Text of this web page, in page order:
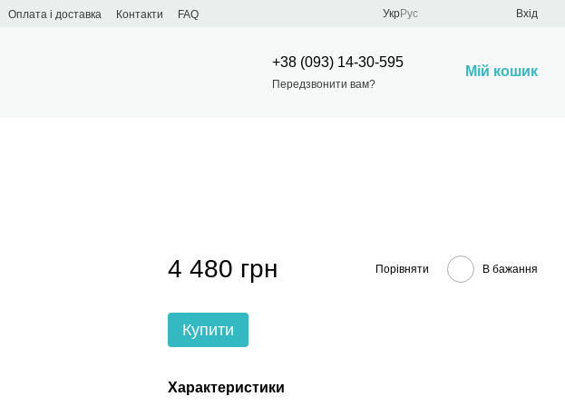
Оплата і доставка Контакти
FAQ
УкрРус Вхід
+38 (093) 14-30-595
Передзвонити вам?
Мій кошик
4 480 грн Порівняти В бажання
Купити
Характеристики